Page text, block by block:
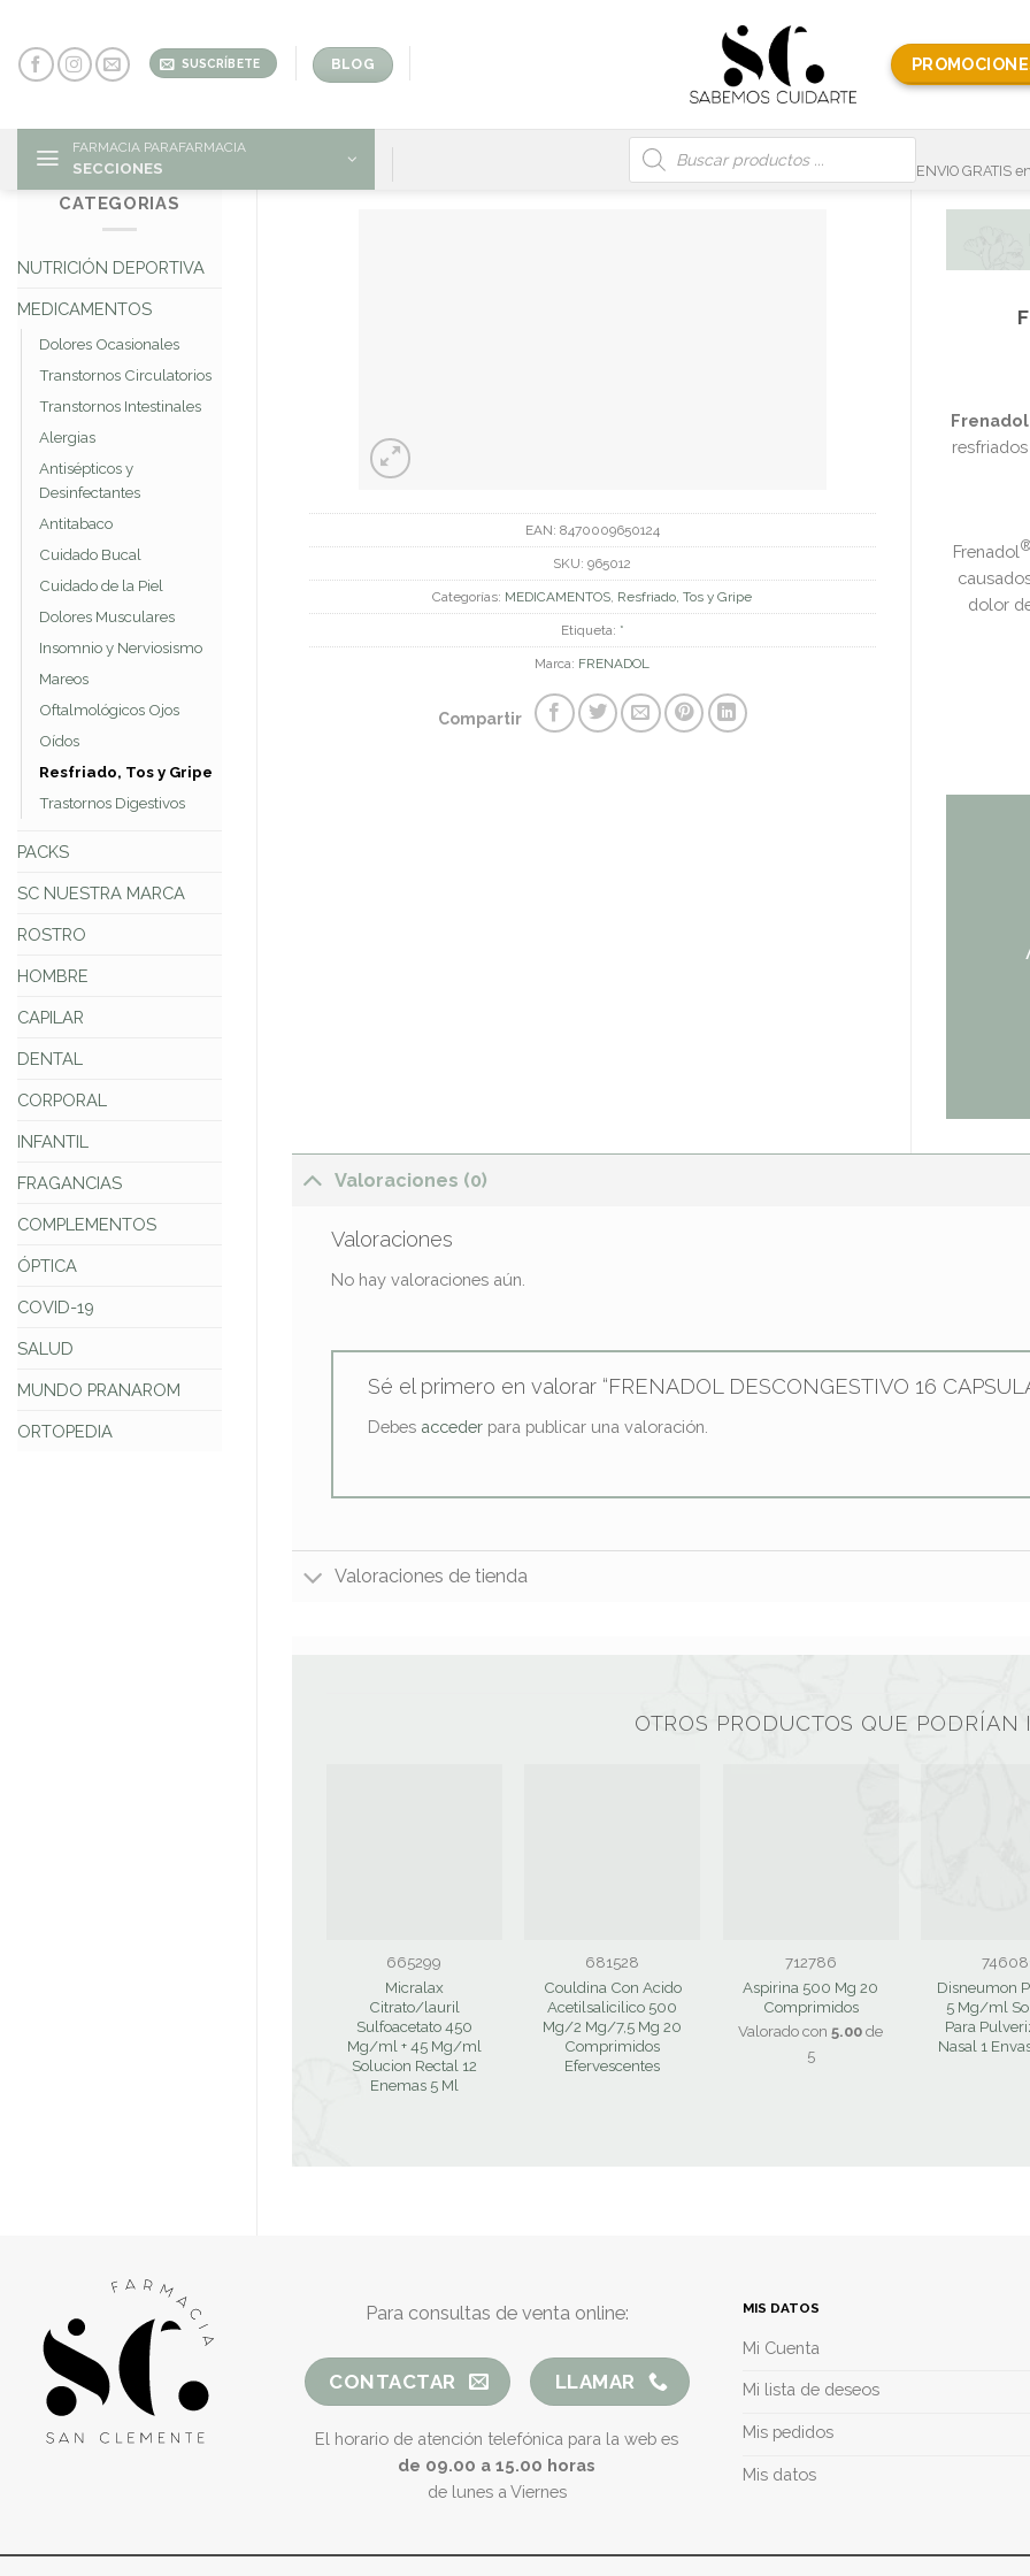
content
SUSCRÍBETE BLOG
FARMACIA PARAFARMACIA
SECCIONES
Búsqueda
de
productos
ENVIO GRATIS
CATEGORIAS
NUTRICIÓN DEPORTIVA
MEDICAMENTOS
Dolores Ocasionales
Transtornos Circulatorios
Transtornos Intestinales
Alergias
Antisépticos y
Desinfectantes
Antitabaco
Cuidado Bucal
Cuidado de la Piel
Dolores Musculares
Insomnio y Nerviosismo
Mareos
Oftalmológicos Ojos
Oídos
Resfriado, Tos y Gripe
Trastornos Digestivos
PACKS
SC NUESTRA MARCA
ROSTRO
HOMBRE
CAPILAR
DENTAL
CORPORAL
INFANTIL
FRAGANCIAS
COMPLEMENTOS
ÓPTICA
COVID-19
SALUD
MUNDO PRANAROM
ORTOPEDIA
EAN: 8470009650124
SKU:965012
Categorías: MEDICAMENTOS, Resfriado, Tos y Gripe
Etiqueta: *
Marca: FRENADOL
Compartir
Frenadol
Frenadol
dolor
Valoraciones (0)
Valoraciones
No hay valoraciones aún.
Sé el primero en valorar “FRENADOL DESCONGESTIVO 16
Debes accederpara publicar una valoración.
Valoraciones de tienda
OTROS PRODUCTOS QUE PODRÍAN
665299
Micralax
Citrato/lauril
Sulfoacetato 450
Mg/ml + 45 Mg/ml
Solucion Rectal 12
Enemas 5 Ml
681528
Couldina Con Acido
Acetilsalicilico 500
Mg/2 Mg/7,5 Mg 20
Comprimidos
Efervescentes
712786
Aspirina 500 Mg 20
Comprimidos
Valorado con5.00 de
5
Disneumon
5 Mg/ml
Para
Nasal 1
Para consultas de venta online:
CONTACTAR LLAMAR
El horario de atención telefónica para la web es
de 09.00 a 15.00 horas
de lunes a Viernes
MIS DATOS
Mi Cuenta
Mi lista de deseos
Mis pedidos
Mis datos